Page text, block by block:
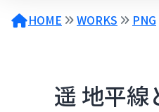
HOME WORKS PNG
遥 地平